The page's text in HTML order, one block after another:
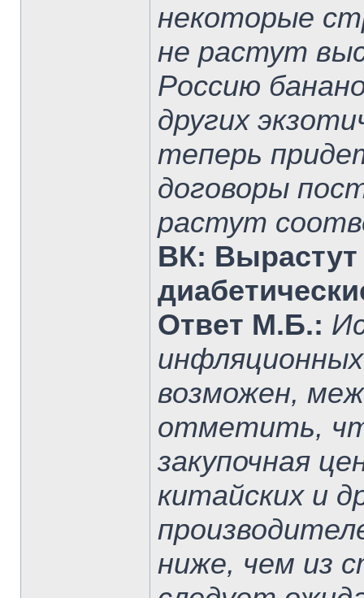
некоторые
не растут
Россию
других
теперь
договоры
растут
ВК:
Ответ М.Б.:
возможен,
отметить,
закупочная
китайских и
ниже, чем из